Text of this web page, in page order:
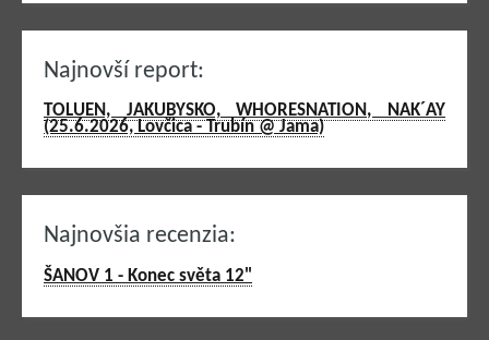
Najnovší report:
TOLUEN, JAKUBYSKO, WHORESNATION, NAK´AY
(25.6.2026, Lovčica - Trubín @ Jama)
Najnovšia recenzia:
ŠANOV 1 - Konec světa 12"